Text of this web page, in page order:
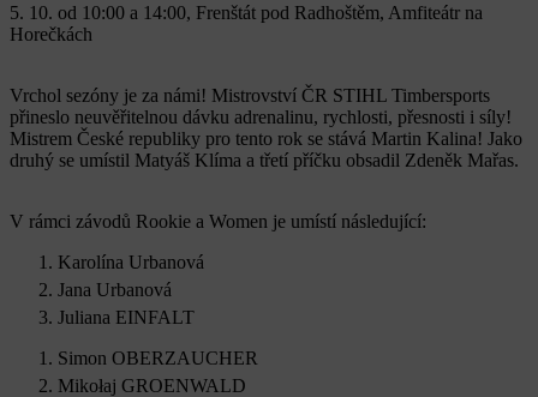
5. 10. od 10:00 a 14:00, Frenštát pod Radhoštěm, Amfiteátr na
Horečkách
Vrchol sezóny je za námi! Mistrovství ČR STIHL Timbersports
přineslo neuvěřitelnou dávku adrenalinu, rychlosti, přesnosti i síly!
Mistrem České republiky pro tento rok se stává Martin Kalina! Jako
druhý se umístil Matyáš Klíma a třetí příčku obsadil Zdeněk Mařas.
V rámci závodů Rookie a Women je umístí následující:
Karolína Urbanová
Jana Urbanová
Juliana EINFALT
Simon OBERZAUCHER
Mikołaj GROENWALD